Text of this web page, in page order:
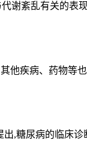
谢紊乱有关的表
他疾病、药物等
出,糖尿病的临床